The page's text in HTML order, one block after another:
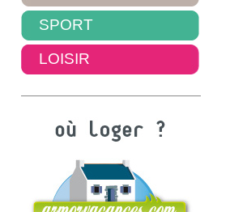
SPORT
LOISIR